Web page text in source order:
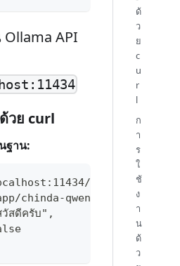
API
วย curl
ฐาน:
api/generate
chinda-qwen3-4b",
สดีครับ",
ด้
ว
ย
c
u
r
l
ก
า
ร
ใ
ช้
ง
า
น
ด้
ว